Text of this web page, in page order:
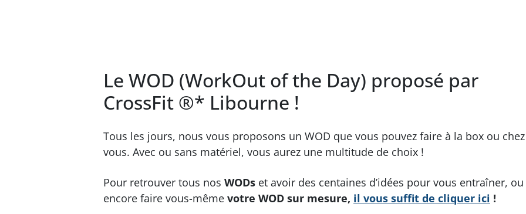
Le WOD (WorkOut of the Day) proposé par
CrossFit ®* Libourne !
Tous les jours, nous vous proposons un WOD que vous pouvez faire à la box ou chez
vous. Avec ou sans matériel, vous aurez une multitude de choix !
Pour retrouver tous nos WODs et avoir des centaines d’idées pour vous entraîner, ou
encore faire vous-même votre WOD sur mesure, il vous suffit de cliquer ici !